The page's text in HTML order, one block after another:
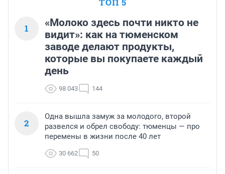
1
«Молоко здесь почти никто не
видит»: как на тюменском
заводе делают продукты,
которые вы покупаете каждый
день
98 043 144
2
Одна вышла замуж за молодого, второй
развелся и обрел свободу: тюменцы — про
перемены в жизни после 40 лет
30 662 50